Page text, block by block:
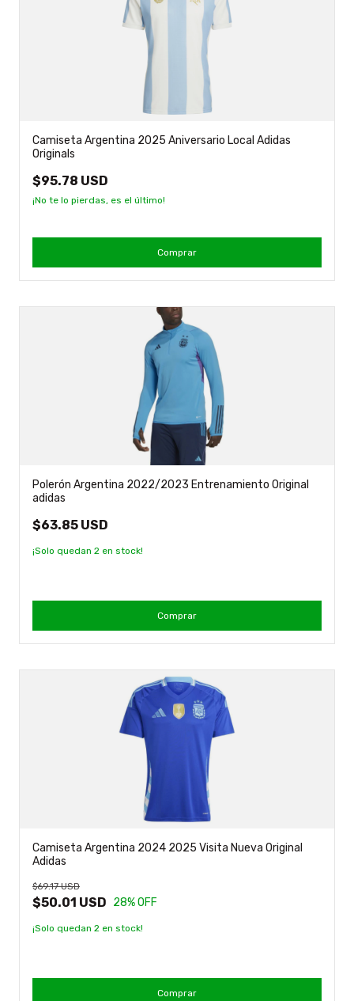
Camiseta Argentina 2025 Aniversario Local Adidas
Originals
$95.78 USD
¡No te lo pierdas, es el último!
Comprar
Polerón Argentina 2022/2023 Entrenamiento Original
adidas
$63.85 USD
¡Solo quedan 2 en stock!
Comprar
Camiseta Argentina 2024 2025 Visita Nueva Original
Adidas
$50.01 USD
$69.17 USD
28% OFF
¡Solo quedan 2 en stock!
Comprar